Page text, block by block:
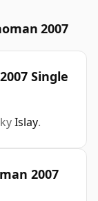
2007
Single
Islay.
2007